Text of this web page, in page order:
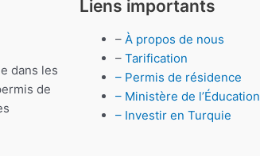
dans les
de
Liens importants
– À propos de nous
– Tarification
– Permis de résidence
– Ministère de l’Éducation
– Investir en Turquie